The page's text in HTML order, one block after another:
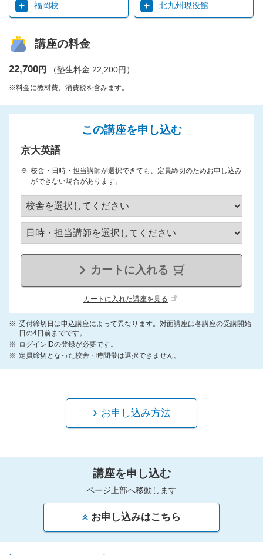
福岡校 北九州現役館
講座の料金
22,700円 （塾生料金 22,200円）
※料金に教材費、消費税を含みます。
この講座を申し込む
京大英語
校舎・日時・担当講師が選択できても、定員締切のためお申し込み
ができない場合があります。
カートに入れる
カートに入れた講座を見る
受付締切日は申込講座によって異なります。対面講座は各講座の受講開始
日の4日前までです。
ログインIDの登録が必要です。
定員締切となった校舎・時間帯は選択できません。
お申し込み方法
講座を申し込む
ページ上部へ移動します
お申し込みはこちら